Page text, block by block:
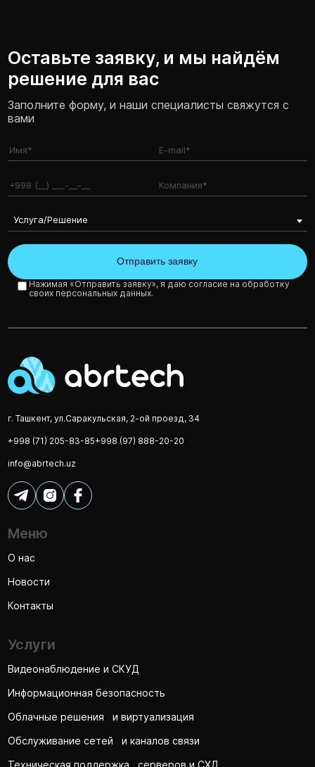
Оставьте заявку, и мы найдём
решение для вас
Заполните форму, и наши специалисты свяжутся с
вами
Услуга/Решение
Нажимая «Отправить заявку», я даю согласие на обработку
своих персональных данных.
г. Ташкент, ул.Саракульская, 2-ой проезд, 34
+998 (71) 205-83-85+998 (97) 888-20-20
info@abrtech.uz
Меню
О нас
Новости
Контакты
Услуги
Видеонаблюдение и СКУД
Информационная безопасность
Облачные решения и виртуализация
Обслуживание сетей и каналов связи